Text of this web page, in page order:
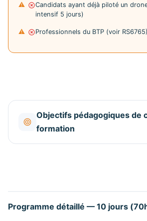
Candidats ayant déjà piloté un
intensif 5 jours)
Professionnels du BTP (voir RS6765)
Objectifs pédagogiques de
formation
Programme détaillé — 10 jours